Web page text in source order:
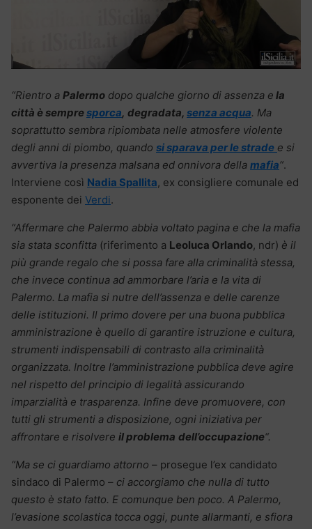
“Rientro a Palermo dopo qualche giorno di assenza e la
città è sempresporca, degradata, senza acqua. Ma
soprattutto sembra ripiombata nelle atmosfere violente
degli anni di piombo, quando si sparava per le strade e si
avvertiva la presenza malsana ed onnivora della mafia“.
Interviene così Nadia Spallita, ex consigliere comunale ed
esponente dei Verdi.
“Affermare che Palermo abbia voltato pagina e che la mafia
sia stata sconfitta (riferimento a Leoluca Orlando, ndr) è il
più grande regalo che si possa fare alla criminalità stessa,
che invece continua ad ammorbare l’aria e la vita di
Palermo. La mafia si nutre dell’assenza e delle carenze
delle istituzioni. Il primo dovere per una buona pubblica
amministrazione è quello di garantire istruzione e cultura,
strumenti indispensabili di contrasto alla criminalità
organizzata. Inoltre l’amministrazione pubblica deve agire
nel rispetto del principio di legalità assicurando
imparzialità e trasparenza. Infine deve promuovere, con
tutti gli strumenti a disposizione, ogni iniziativa per
affrontare e risolvere il problema dell’occupazione“.
“Ma se ci guardiamo attorno – prosegue l’ex candidato
sindaco di Palermo – ci accorgiamo che nulla di tutto
questo è stato fatto. E comunque ben poco. A Palermo,
l’evasione scolastica tocca oggi, punte allarmanti, e sfiora